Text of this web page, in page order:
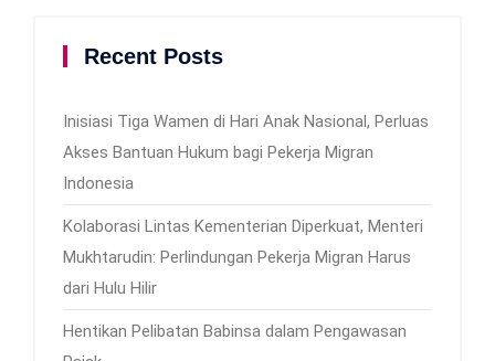
Recent Posts
Inisiasi Tiga Wamen di Hari Anak Nasional, Perluas
Akses Bantuan Hukum bagi Pekerja Migran
Indonesia
Kolaborasi Lintas Kementerian Diperkuat, Menteri
Mukhtarudin: Perlindungan Pekerja Migran Harus
dari Hulu Hilir
Hentikan Pelibatan Babinsa dalam Pengawasan